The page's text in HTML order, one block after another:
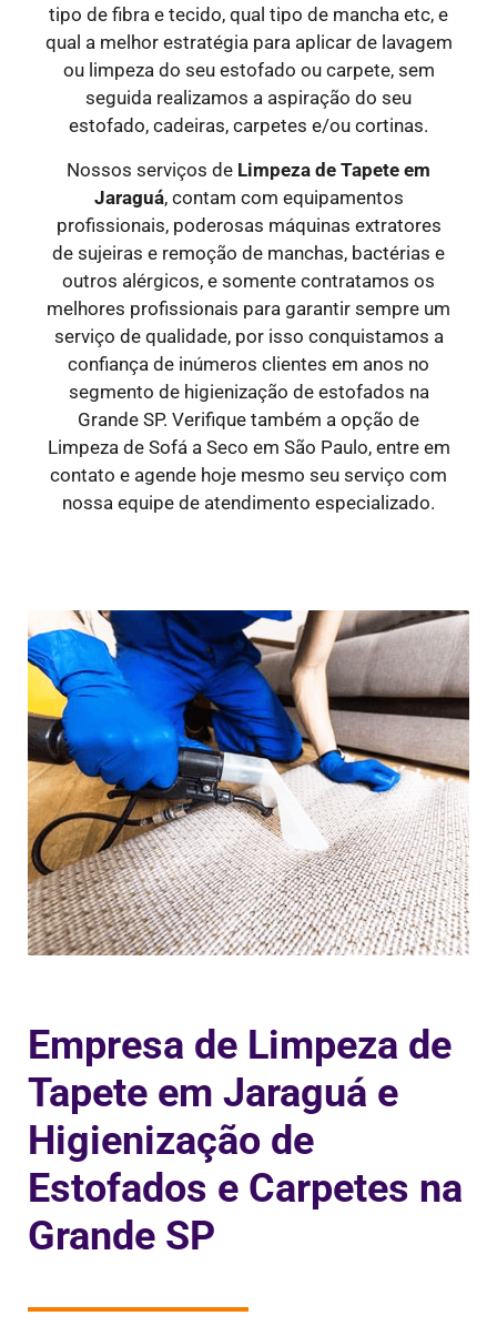
tipo de fibra e tecido, qual tipo de mancha etc, e
qual a melhor estratégia para aplicar de lavagem
ou limpeza do seu estofado ou carpete, sem
seguida realizamos a aspiração do seu
estofado, cadeiras, carpetes e/ou cortinas.
Nossos serviços de Limpeza de Tapete em
Jaraguá, contam com equipamentos
profissionais, poderosas máquinas extratores
de sujeiras e remoção de manchas, bactérias e
outros alérgicos, e somente contratamos os
melhores profissionais para garantir sempre um
serviço de qualidade, por isso conquistamos a
confiança de inúmeros clientes em anos no
segmento de higienização de estofados na
Grande SP. Verifique também a opção de
Limpeza de Sofá a Seco em São Paulo, entre em
contato e agende hoje mesmo seu serviço com
nossa equipe de atendimento especializado.
Empresa de Limpeza de
Tapete em Jaraguá e
Higienização de
Estofados e Carpetes na
Grande SP